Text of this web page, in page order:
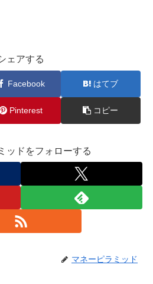
ェアする
Facebook はてブ
Pinterest コピー
ッドをフォローする
マネーピラミッド